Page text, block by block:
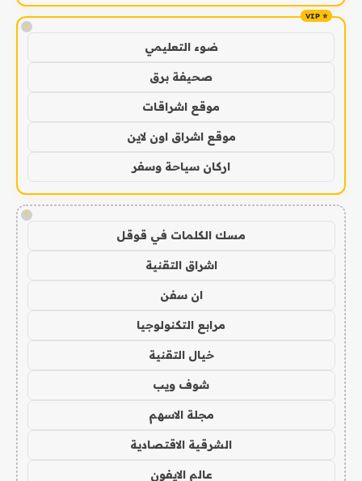
!
ضوء التعليمي
صحيفة برق
موقع اشراقات
موقع اشراق اون لاين
اركان سياحة وسفر
!
مسك الكلمات في قوقل
اشراق التقنية
ان سفن
مرابع التكنولوجيا
خيال التقنية
شوف ويب
مجلة الاسهم
الشرقية الاقتصادية
عالم الايفون